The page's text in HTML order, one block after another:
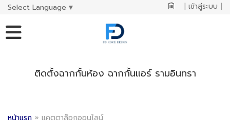
Select Language ▼ | เข้าสู่ระบบ |
ติดตั้งฉากกั้นห้อง ฉากกั้นแอร์ รามอินทรา
หน้าแรก » แคตตาล็อกออนไลน์